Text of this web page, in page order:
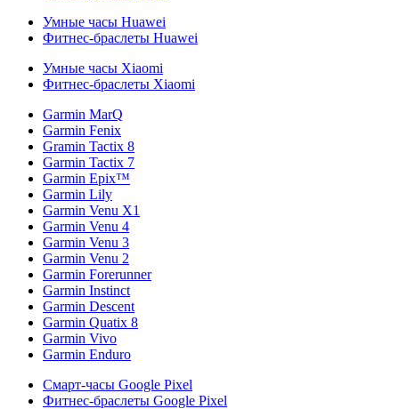
Умные часы Huawei
Фитнес-браслеты Huawei
Умные часы Xiaomi
Фитнес-браслеты Xiaomi
Garmin MarQ
Garmin Fenix
Gramin Tactix 8
Garmin Tactix 7
Garmin Epix™
Garmin Lily
Garmin Venu X1
Garmin Venu 4
Garmin Venu 3
Garmin Venu 2
Garmin Forerunner
Garmin Instinct
Garmin Descent
Garmin Quatix 8
Garmin Vivo
Garmin Enduro
Смарт-часы Google Pixel
Фитнес-браслеты Google Pixel